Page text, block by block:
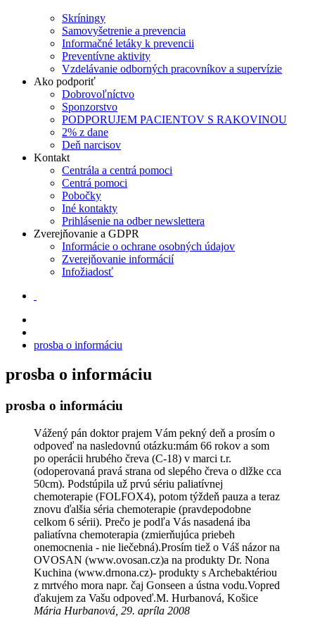
Skríningy
Samovyšetrenie a prevencia
Informačné letáky k prevencii
Preventívne aktivity
Vzdelávanie odborných pracovníkov a supervízie
Ako podporiť
Dobrovoľníctvo
Sponzorstvo
PODPORUJEM PACIENTOV S RAKOVINOU
2% z dane
Deň narcisov
Kontakt
Centrála a centrá pomoci
Centrá pomoci
Pobočky
Iné kontakty
Prihlásenie na odber newslettera
Zverejňovanie a GDPR
Informácie o ochrane osobných údajov
Zverejňovanie informácií
Infožiadosť
prosba o informáciu
prosba o informáciu
prosba o informáciu
Vážený pán doktor prajem Vám pekný deň a prosím o
odpoveď na nasledovnú otázku:mám 66 rokov a som
po operácii hrubého čreva (C-18) v marci t.r.
(odoperovaná pravá strana od slepého čreva o dlžke cca
50cm). Podstúpila už prvú sériu paliatívnej
chemoterapie (FOLFOX4), potom týždeň pauza a teraz
znovu ďalšia séria chemoterapie (pravdepodobne
celkom 6 sérii). Prečo je podľa Vás nasadená iba
paliatívna chemoterapia (zmierňujúca priebeh
onemocnenia - nie liečebná).Prosím tiež o Váš názor na
OVOSAN (www.ovosan.cz)a na produkty Dr. Nona
Kuchina (www.drnona.cz)- produkty s Archebaktériou
z mrtvého mora napr. čaj Gonseen a ústna vodu.Vopred
ďakujem za Vašu odpoveď.M. Hurbanová, Košice
Mária Hurbanová, 29. apríla 2008